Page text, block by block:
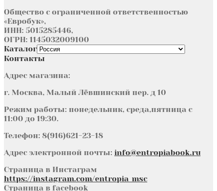
Общество с ограниченной ответственностью
«Евробук»,
ИНН: 5015285446,
ОГРН: 1145032009100
Каталог
Контакты
Адрес магазина:
г. Москва, Малый Лёвшинский пер. д 10
Режим работы: понедельник, среда,пятница с
11:00 до 19:30.
Телефон: 8(916)621-23-18
Адрес электронной почты: info@entropiabook.ru
Страница в Инстаграм
https://instagram.com/entropia_msc
Страница в facebook